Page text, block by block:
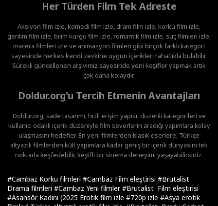
Her Türden Film Tek Adreste
Aksiyon film izle, komedi film izle, dram film izle, korku film izle,
gerilim film izle, bilim kurgu film izle, romantik film izle, suç filmleri izle,
macera filmleri izle ve animasyon filmleri gibi birçok farklı kategori
sayesinde herkes kendi zevkine uygun içerikleri rahatlıkla bulabilir.
Sürekli güncellenen arşivimiz sayesinde yeni keşifler yapmak artık
çok daha kolaydır.
Doldur.org'u Tercih Etmenin Avantajları
Doldur.org; sade tasarımı, hızlı erişim yapısı, düzenli kategorileri ve
kullanıcı odaklı içerik düzeniyle film severlerin aradığı yapımlara kolay
ulaşmasını hedefler. En yeni filmlerden klasik eserlere, Türkçe
altyazılı filmlerden kült yapımlara kadar geniş bir içerik dünyasını tek
noktada keşfedebilir, keyifli bir sinema deneyimi yaşayabilirsiniz.
#Cambaz Korku filmleri #Cambaz Film eleştirisi #Brutalist
Drama filmleri #Cambaz Yeni filmler#Brutalist Film eleştirisi
#Asansör Kadını (2025 Erotik film izle #720p izle #Asya erotik